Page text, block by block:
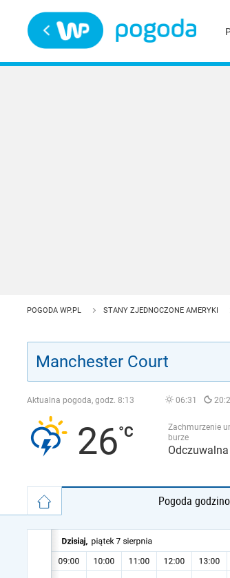
POGODA WP.PL STANY ZJEDNOCZONE AMERYKI
Aktualna pogoda, godz. 8:13 06:31
26
Zachmurzenie
burze
Odczuwalna
Pogoda